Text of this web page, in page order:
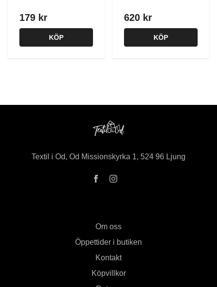
179 kr
KÖP
620 kr
KÖP
Textil i Od, Od Missionskyrka 1, 524 96 Ljung
Om oss
Öppettider i butiken
Kontakt
Köpvillkor